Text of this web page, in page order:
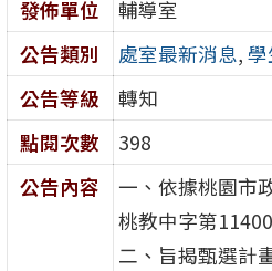
發佈單位
輔導室
公告類別
處室最新消息,
公告等級
轉知
點閱次數
398
公告內容
一、依據桃園市
桃教中字第
二、旨揭甄選計